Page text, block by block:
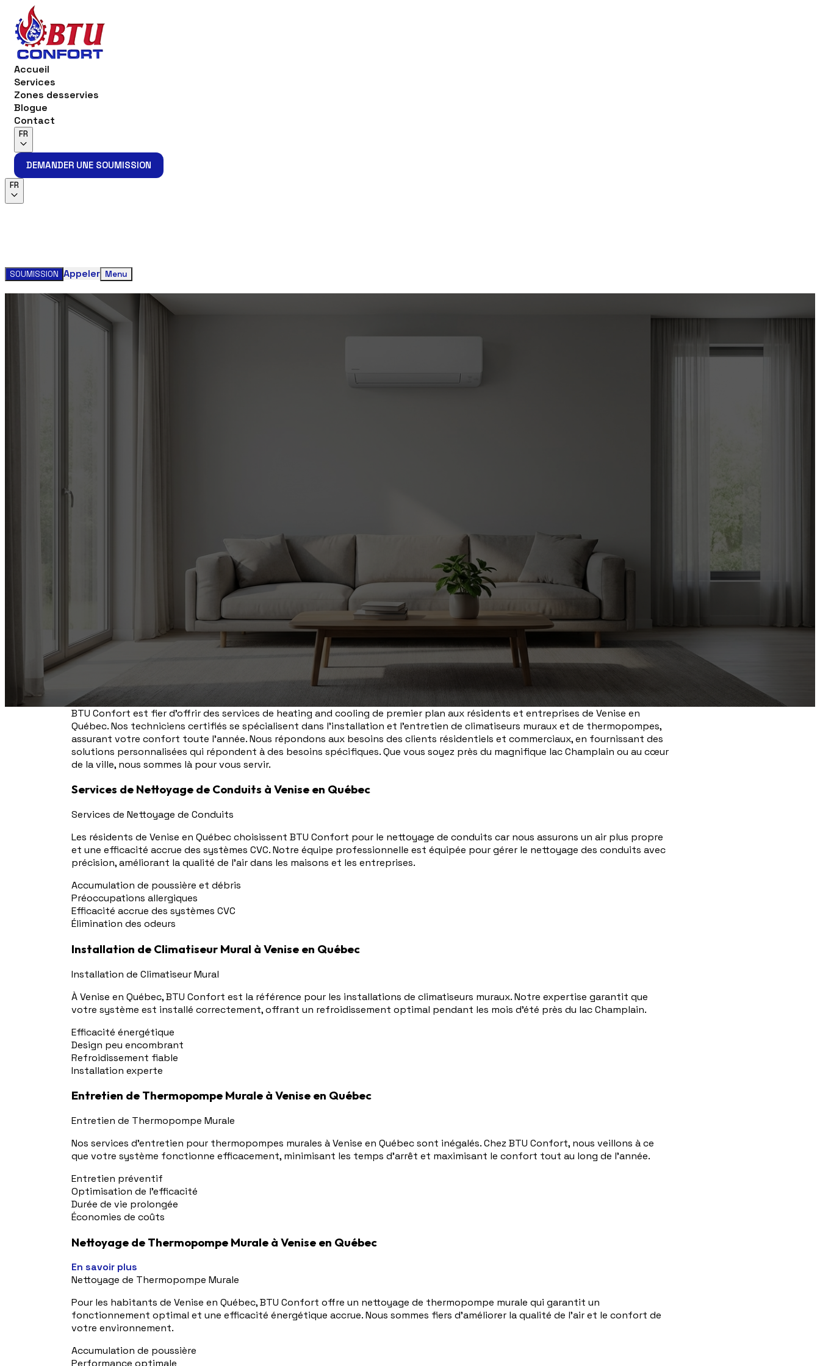
Accueil
Services
Zones desservies
Blogue
Contact
FR
DEMANDER UNE SOUMISSION
DEMANDER UNE SOUMISSION
FR
SOUMISSION Appeler Menu
Contactez-nous aujourd'hui pour un service rapide et facile!
BTU Confort est fier d'offrir des services de heating and cooling de premier plan aux résidents et entreprises de Venise en
Québec. Nos techniciens certifiés se spécialisent dans l'installation et l'entretien de climatiseurs muraux et de thermopompes,
assurant votre confort toute l'année. Nous répondons aux besoins des clients résidentiels et commerciaux, en fournissant des
solutions personnalisées qui répondent à des besoins spécifiques. Que vous soyez près du magnifique lac Champlain ou au cœur
de la ville, nous sommes là pour vous servir.
Services de Nettoyage de Conduits à Venise en Québec
Services de Nettoyage de Conduits
Les résidents de Venise en Québec choisissent BTU Confort pour le nettoyage de conduits car nous assurons un air plus propre
et une efficacité accrue des systèmes CVC. Notre équipe professionnelle est équipée pour gérer le nettoyage des conduits avec
précision, améliorant la qualité de l'air dans les maisons et les entreprises.
Accumulation de poussière et débris
Préoccupations allergiques
Efficacité accrue des systèmes CVC
Élimination des odeurs
Installation de Climatiseur Mural à Venise en Québec
Installation de Climatiseur Mural
À Venise en Québec, BTU Confort est la référence pour les installations de climatiseurs muraux. Notre expertise garantit que
votre système est installé correctement, offrant un refroidissement optimal pendant les mois d'été près du lac Champlain.
Efficacité énergétique
Design peu encombrant
Refroidissement fiable
Installation experte
Entretien de Thermopompe Murale à Venise en Québec
Entretien de Thermopompe Murale
Nos services d'entretien pour thermopompes murales à Venise en Québec sont inégalés. Chez BTU Confort, nous veillons à ce
que votre système fonctionne efficacement, minimisant les temps d'arrêt et maximisant le confort tout au long de l'année.
Entretien préventif
Optimisation de l'efficacité
Durée de vie prolongée
Économies de coûts
Nettoyage de Thermopompe Murale à Venise en Québec
En savoir plus
Nettoyage de Thermopompe Murale
Pour les habitants de Venise en Québec, BTU Confort offre un nettoyage de thermopompe murale qui garantit un
fonctionnement optimal et une efficacité énergétique accrue. Nous sommes fiers d'améliorer la qualité de l'air et le confort de
votre environnement.
Accumulation de poussière